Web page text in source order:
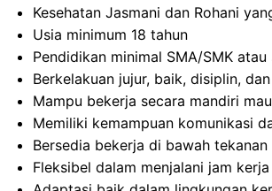
Kesehatan Jasmani dan Rohani
Usia minimum 18 tahun
Pendidikan minimal SMA/SMK atau
Berkelakuan jujur, baik, disiplin,
Mampu bekerja secara mandiri
Memiliki kemampuan komunikasi
Bersedia bekerja di bawah tekanan
Fleksibel dalam menjalani jam kerja